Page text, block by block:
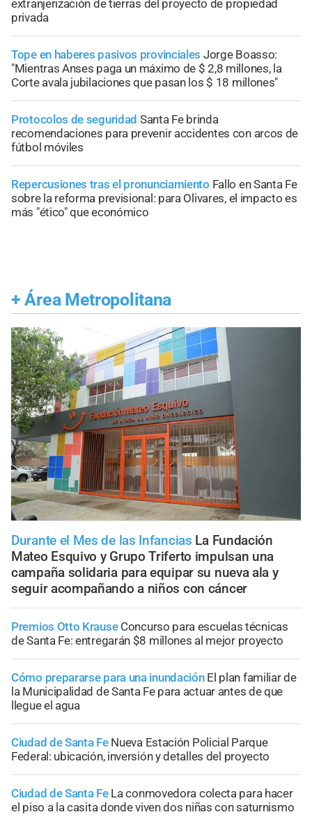
extranjerización de tierras del proyecto de propiedad
privada
Tope en haberes pasivos provinciales Jorge Boasso:
"Mientras Anses paga un máximo de $ 2,8 millones, la
Corte avala jubilaciones que pasan los $ 18 millones"
Protocolos de seguridad Santa Fe brinda
recomendaciones para prevenir accidentes con arcos de
fútbol móviles
Repercusiones tras el pronunciamiento Fallo en Santa Fe
sobre la reforma previsional: para Olivares, el impacto es
más "ético" que económico
+ Área Metropolitana
Durante el Mes de las Infancias La Fundación
Mateo Esquivo y Grupo Triferto impulsan una
campaña solidaria para equipar su nueva ala y
seguir acompañando a niños con cáncer
Premios Otto Krause Concurso para escuelas técnicas
de Santa Fe: entregarán $8 millones al mejor proyecto
Cómo prepararse para una inundación El plan familiar de
la Municipalidad de Santa Fe para actuar antes de que
llegue el agua
Ciudad de Santa Fe Nueva Estación Policial Parque
Federal: ubicación, inversión y detalles del proyecto
Ciudad de Santa Fe La conmovedora colecta para hacer
el piso a la casita donde viven dos niñas con saturnismo